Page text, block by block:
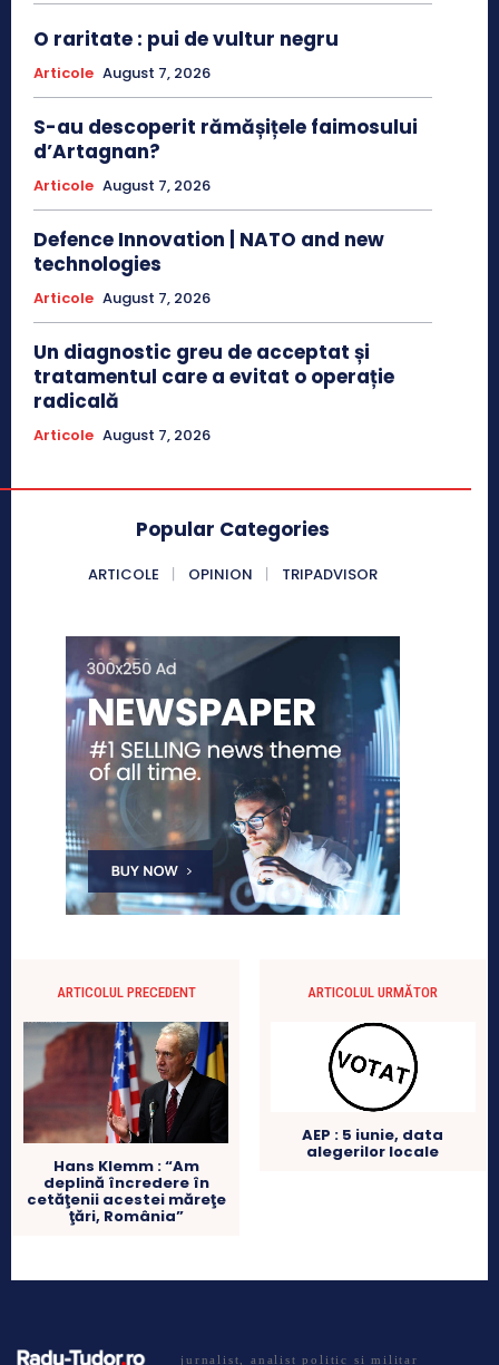
O raritate : pui de vultur negru
Articole August 7, 2026
S-au descoperit rămășițele faimosului
d’Artagnan?
Articole August 7, 2026
Defence Innovation | NATO and new
technologies
Articole August 7, 2026
Un diagnostic greu de acceptat și
tratamentul care a evitat o operație
radicală
Articole August 7, 2026
Popular Categories
ARTICOLE OPINION TRIPADVISOR
ARTICOLUL PRECEDENT
Hans Klemm : “Am
deplină încredere în
cetăţenii acestei măreţe
ţări, România”
ARTICOLUL URMĂTOR
AEP : 5 iunie, data
alegerilor locale
jurnalist, analist politic si militar